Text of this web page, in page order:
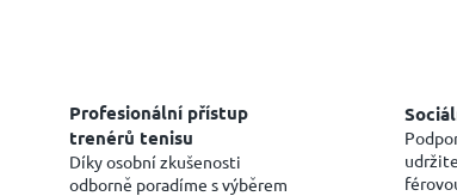
Profesionální přístup
trenérů tenisu
Díky osobní zkušenosti
odborně poradíme s výběrem